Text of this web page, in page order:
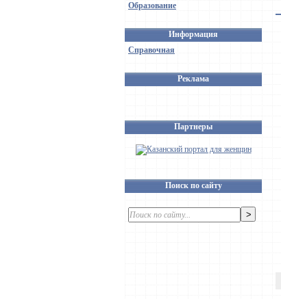
Образование
Информация
Справочная
Реклама
Партнеры
Поиск по сайту